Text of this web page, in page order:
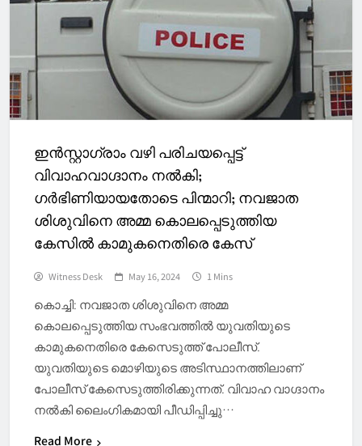
ഇൻസ്റ്റാഗ്രാം വഴി പരിചയപ്പെട്ട്
വിവാഹവാഗ്ദാനം നല്‍കി;
ഗർഭിണിയായതോടെ പിന്മാറി; നവജാത
ശിശുവിനെ അമ്മ കൊലപ്പെടുത്തിയ
കേസിൽ കാമുകനെതിരെ കേസ്
Witness Desk May 16, 2024 1 Mins
കൊച്ചി: നവജാത ശിശുവിനെ അമ്മ
കൊലപ്പെടുത്തിയ സംഭവത്തിൽ യുവതിയുടെ
കാമുകനെതിരെ കേസെടുത്ത് പോലീസ്.
യുവതിയുടെ മൊഴിയുടെ അടിസ്ഥാനത്തിലാണ്
പോലീസ് കേസെടുത്തിരിക്കുന്നത്. വിവാഹ വാഗ്ദാനം
നൽകി ലൈംഗികമായി പീ‍ഡിപ്പിച്ചു…
Read More